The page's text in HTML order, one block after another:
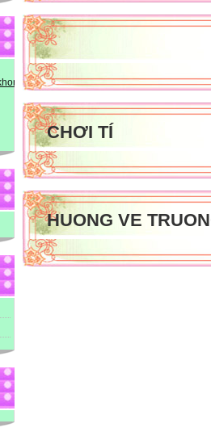
CHƠI TÍ
HUONG VE